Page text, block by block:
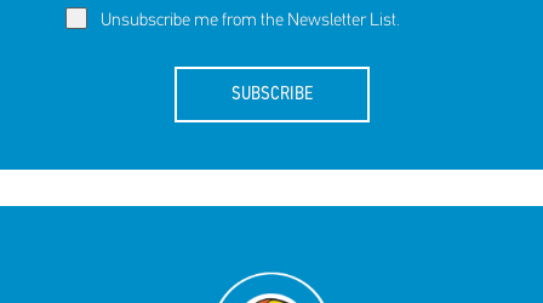
Unsubscribe me from the Newsletter List.
SUBSCRIBE